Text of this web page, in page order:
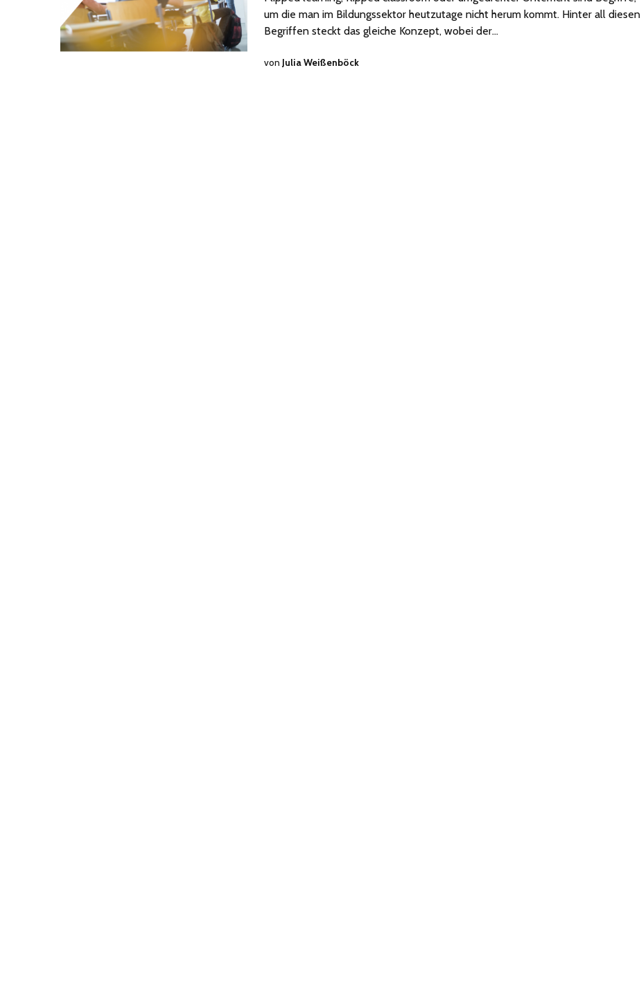
um die man im Bildungssektor heutzutage nicht herum kommt. Hinter all diesen
Begriffen steckt das gleiche Konzept, wobei der…
von Julia Weißenböck